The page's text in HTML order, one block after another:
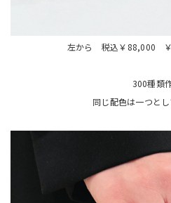
左から 税込￥88,000
300種類
同じ配色は一つと